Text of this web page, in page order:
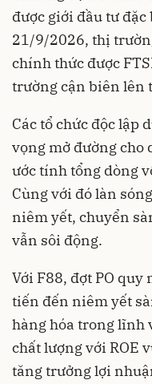
được giới đầu tư
21/9/2026, thị
chính thức được
trường cận biên lên
Các tổ chức độc lập
vọng mở đường cho
ước tính tổng dòng
Cùng với đó làn
niêm yết, chuyển
vẫn sôi động.
Với F88, đợt PO quy
tiến đến niêm yết
hàng hóa trong lĩnh
chất lượng với ROE
tăng trưởng lợi